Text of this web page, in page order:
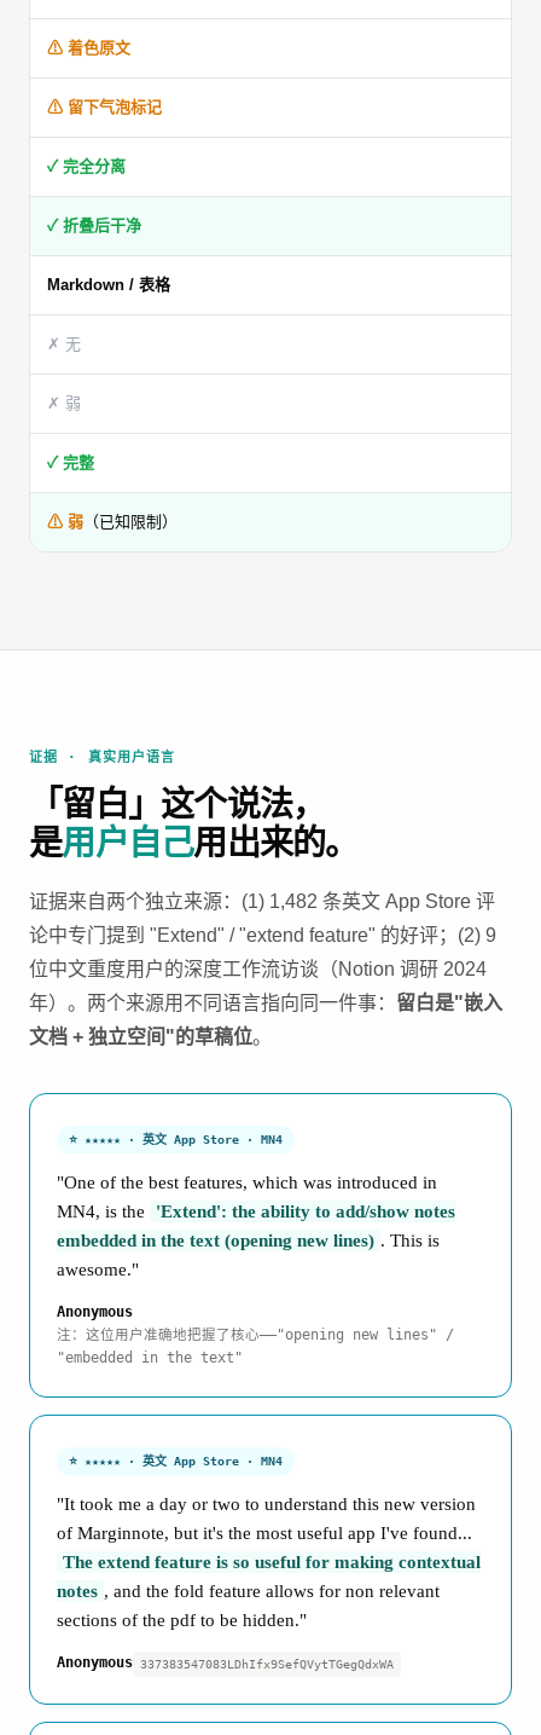
⚠ 着色原文
⚠ 留下气泡标记
✓ 完全分离
✓ 折叠后干净
Markdown / 表格
✗ 无
✗ 弱
✓ 完整
⚠ 弱 （已知限制）
证据 · 真实用户语言
「留白」这个说法，
是用户自己用出来的。
证据来自两个独立来源：(1) 1,482 条英文 App Store 评
论中专门提到 "Extend" / "extend feature" 的好评；(2) 9
位中文重度用户的深度工作流访谈（Notion 调研 2024
年）。两个来源用不同语言指向同一件事： 留白是"嵌入
文档 + 独立空间"的草稿位。
⭐ ★★★★★ · 英文 App Store · MN4
"One of the best features, which was introduced in
MN4, is the
'Extend': the ability to add/show notes
embedded in the text (opening new lines) . This is
awesome."
Anonymous
注：这位用户准确地把握了核心——"opening new lines" /
"embedded in the text"
⭐ ★★★★★ · 英文 App Store · MN4
"It took me a day or two to understand this new version
of Marginnote, but it's the most useful app I've found...
The extend feature is so useful for making contextual
notes , and the fold feature allows for non relevant
sections of the pdf to be hidden."
Anonymous 337383547083LDhIfx9SefQVytTGegQdxWA